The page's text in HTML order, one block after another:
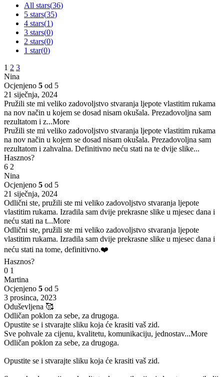
All stars(36)
5 stars(35)
4 stars(1)
3 stars(0)
2 stars(0)
1 star(0)
1 2 3
Nina
Ocjenjeno 5 od 5
21 siječnja, 2024
Pružili ste mi veliko zadovoljstvo stvaranja ljepote vlastitim rukama
na nov način u kojem se dosad nisam okušala. Prezadovoljna sam
rezultatom i z...More
Pružili ste mi veliko zadovoljstvo stvaranja ljepote vlastitim rukama
na nov način u kojem se dosad nisam okušala. Prezadovoljna sam
rezultatom i zahvalna. Definitivno neću stati na te dvije slike...
Hasznos?
6 2
Nina
Ocjenjeno 5 od 5
21 siječnja, 2024
Odlični ste, pružili ste mi veliko zadovoljstvo stvaranja ljepote
vlastitim rukama. Izradila sam dvije prekrasne slike u mjesec dana i
neću stati na t...More
Odlični ste, pružili ste mi veliko zadovoljstvo stvaranja ljepote
vlastitim rukama. Izradila sam dvije prekrasne slike u mjesec dana i
neću stati na tome, definitivno.❤️
Hasznos?
0 1
Martina
Ocjenjeno 5 od 5
3 prosinca, 2023
Oduševljena 🥰
Odličan poklon za sebe, za drugoga.
Opustite se i stvarajte sliku koja će krasiti vaš zid.
Sve pohvale za cijenu, kvalitetu, komunikaciju, jednostav...More
Odličan poklon za sebe, za drugoga.
Opustite se i stvarajte sliku koja će krasiti vaš zid.